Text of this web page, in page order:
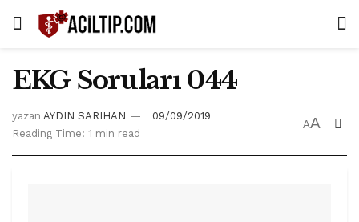
EKG Soruları 044
yazan AYDIN SARIHAN
09/09/2019
Reading Time: 1 min read
AA